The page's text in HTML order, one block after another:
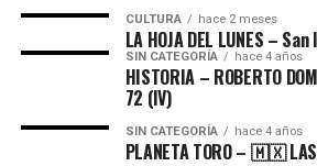
CULTURA hace 2 meses
LA HOJA DEL LUNES –
SIN CATEGORÍA hace 4 años
HISTORIA – ROBERTO
72 (lV)
SIN CATEGORÍA hace 4 años
PLANETA TORO – 🇲🇽 LAS